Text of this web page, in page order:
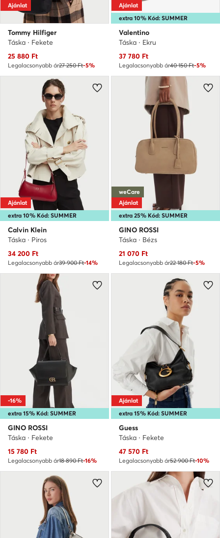
Ajánlat
Tommy Hilfiger
Táska · Fekete
Aktuális ár
25 880 Ft
Legalacsonyabb ár27 250 Ft-5%
extra 10% Kód: SUMMER
Ajánlat
Valentino
Táska · Ekru
Aktuális ár
37 780 Ft
Legalacsonyabb ár40 150 Ft-5%
extra 10% Kód: SUMMER
Ajánlat
Calvin Klein
Táska · Piros
Aktuális ár
34 200 Ft
Legalacsonyabb ár39 900 Ft-14%
extra 25% Kód: SUMMER
weCare
Ajánlat
GINO ROSSI
Táska · Bézs
Aktuális ár
21 070 Ft
Legalacsonyabb ár22 180 Ft-5%
extra 15% Kód: SUMMER
-16%
GINO ROSSI
Táska · Fekete
Aktuális ár
15 780 Ft
Legalacsonyabb ár18 890 Ft-16%
extra 15% Kód: SUMMER
Ajánlat
Guess
Táska · Fekete
Aktuális ár
47 570 Ft
Legalacsonyabb ár52 900 Ft-10%